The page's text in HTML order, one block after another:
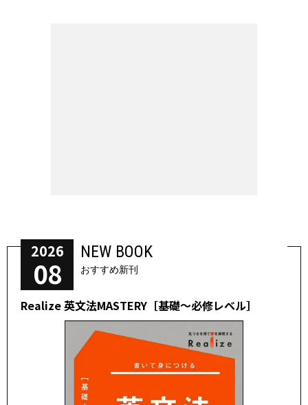
2026
08
NEW BOOK
おすすめ新刊
Realize 英文法MASTERY［基礎～必修レベル］